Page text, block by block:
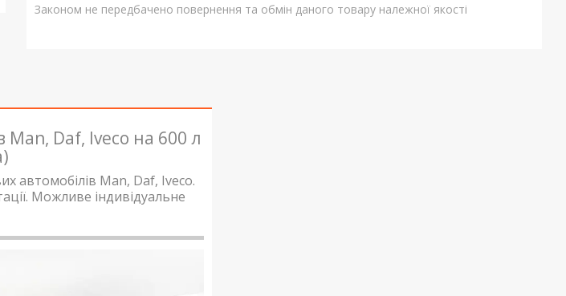
Законом не передбачено повернення та обмін даного товару належної якості
Daf, Iveco на 600 л
автомобілів Man, Daf, Iveco.
Можливе індивідуальне